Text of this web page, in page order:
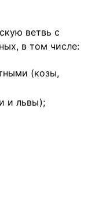
ветвь с
в том числе:
(козы,
и львы);